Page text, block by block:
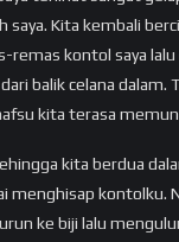
Kita kembali
remas kontol saya
balik celana dalam.
kita terasa
kita berdua
menghisap kontolku.
ke biji lalu